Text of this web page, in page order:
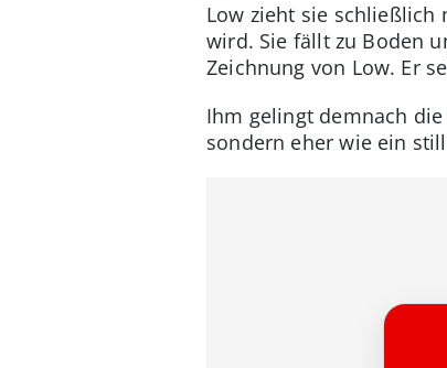
Low zieht sie schließlich
wird. Sie fällt zu Boden
Zeichnung von Low. Er
Ihm gelingt demnach
sondern eher wie ein